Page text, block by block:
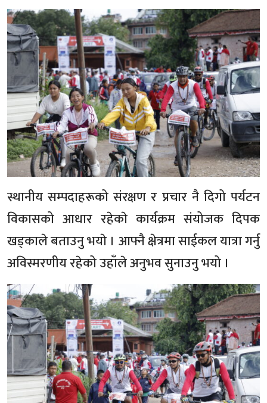
स्थानीय सम्पदाहरूको संरक्षण र प्रचार नै दिगो पर्यटन
विकासको आधार रहेकाे कार्यक्रम संयोजक दिपक
खड्काले बताउनु भयाे । आफ्नै क्षेत्रमा साईकल यात्रा गर्नु
अविस्मरणीय रहेको उहाँले अनुभव सुनाउनु भयो ।